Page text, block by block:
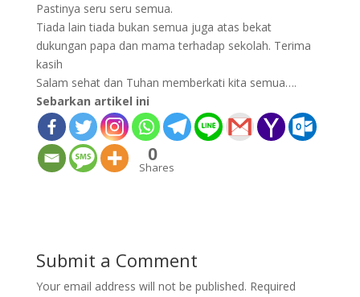
Pastinya seru seru semua.
Tiada lain tiada bukan semua juga atas bekat
dukungan papa dan mama terhadap sekolah. Terima
kasih
Salam sehat dan Tuhan memberkati kita semua….
Sebarkan artikel ini
0
Shares
Submit a Comment
Your email address will not be published. Required